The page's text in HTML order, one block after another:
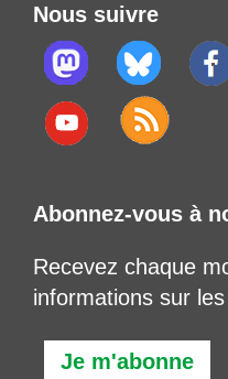
Nous suivre
Abonnez-vous à
Recevez chaque
informations sur
Je m'abonne